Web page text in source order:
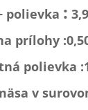
polievka :
prílohy :0,
polievka
v